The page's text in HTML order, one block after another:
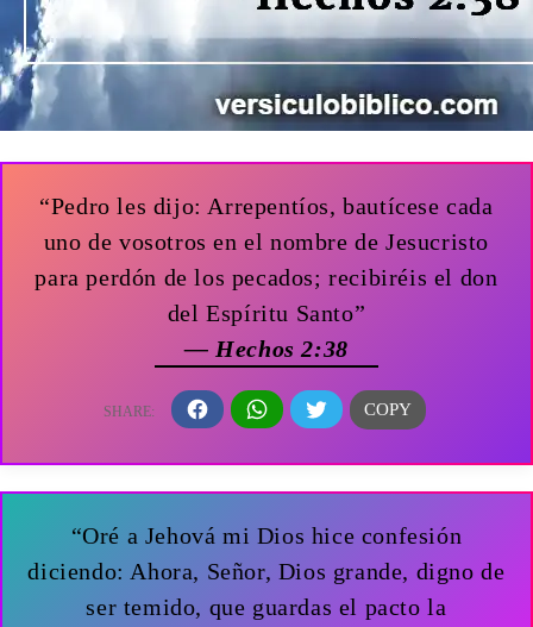
“Pedro les dijo: Arrepentíos, bautícese cada
uno de vosotros en el nombre de Jesucristo
para perdón de los pecados; recibiréis el don
del Espíritu Santo”
— Hechos 2:38
“Oré a Jehová mi Dios hice confesión
diciendo: Ahora, Señor, Dios grande, digno de
ser temido, que guardas el pacto la